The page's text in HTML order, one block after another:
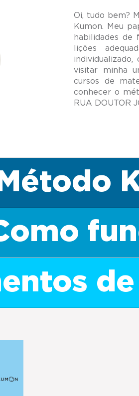
Oi, tudo bem?
Kumon. Meu
habilidades de
lições
individualizado,
visitar minha
cursos de
conhecer o